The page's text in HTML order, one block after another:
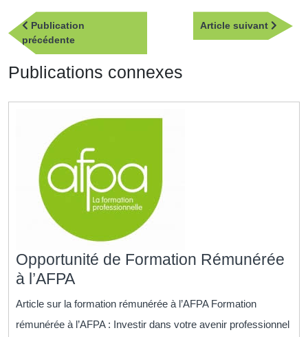
Navigation
de
l’article
Publication
précédentePublication
précédente
Article suivant
Article
Publications connexes
Opportunité de Formation Rémunérée
à l’AFPAOpportunité
de
Formation
Article sur la formation rémunérée à l’AFPA Formation
rémunérée à l’AFPA : Investir dans votre avenir professionnel